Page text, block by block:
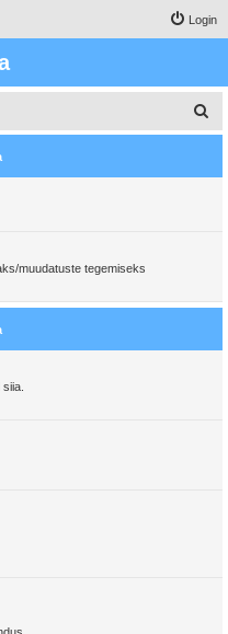
Login
e
muudatuste tegemiseks